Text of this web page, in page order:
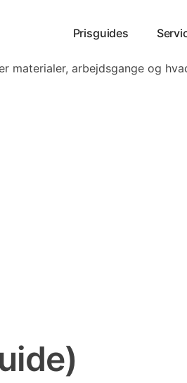
Prisguides
materialer, arbejdsgange og